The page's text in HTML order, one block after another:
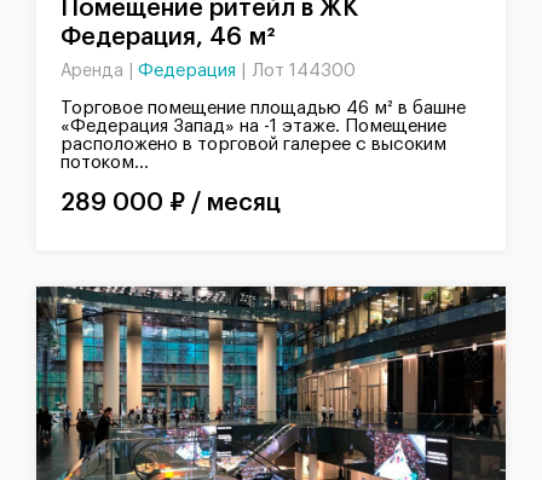
Федерация, 46 м²
Аренда | Федерация Лот 144300
Торговое помещение площадью 46 м² в башне
«Федерация Запад» на -1 этаже. Помещение
расположено в торговой галерее с высоким
потоком...
289 000 ₽ / месяц